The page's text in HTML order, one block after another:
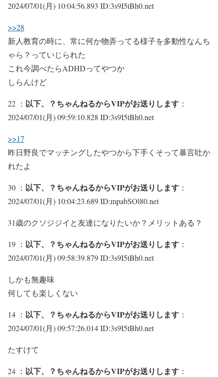
2024/07/01(月) 10:04:56.893 ID:3s9I5tBh0.net
>>28
新人教育の時に、常に何か物弄ってる様子を多動性なんち
ゃら？っていじられた
これ今調べたらADHDってやつか
しらんけど
22 ： 以下、？ちゃんねるからVIPがお送りします ：
2024/07/01(月) 09:59:10.828 ID:3s9I5tBh0.net
>>17
昨日野良でマッチングしたやつから下手くそって暴言吐か
れたよ
30 ： 以下、？ちゃんねるからVIPがお送りします ：
2024/07/01(月) 10:04:23.689 ID:mpabSOl80.net
31歳のクソジジイと友達になりたいか？メリットある？
19 ： 以下、？ちゃんねるからVIPがお送りします ：
2024/07/01(月) 09:58:39.879 ID:3s9I5tBh0.net
しかも無趣味
何しても楽しくない
14 ： 以下、？ちゃんねるからVIPがお送りします ：
2024/07/01(月) 09:57:26.014 ID:3s9I5tBh0.net
たすけて
24 ： 以下、？ちゃんねるからVIPがお送りします ：